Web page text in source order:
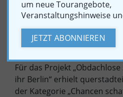
Der Deutsche
Für das Projekt
ihr Berlin“ erhielt
der Kategorie „Chancen
um neue Tourangebote,
Veranstaltungshinweise
JETZT ABONNIEREN